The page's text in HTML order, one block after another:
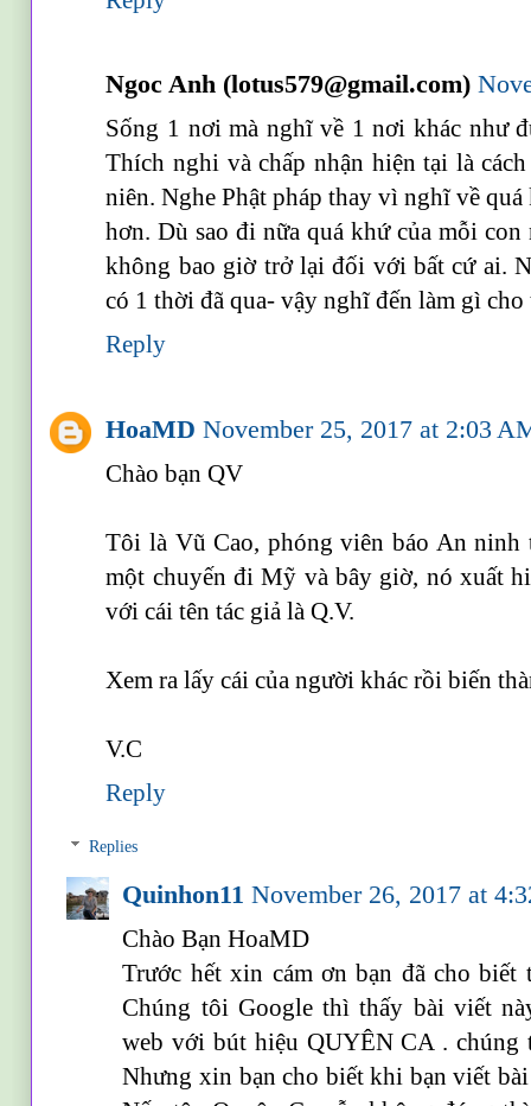
Ngoc Anh (lotus579@gmail.com)
Sống 1 nơi mà nghĩ về 1 nơi khác như
Thích nghi và chấp nhận hiện tại là
niên. Nghe Phật pháp thay vì nghĩ về quá
hơn. Dù sao đi nữa quá khứ của mỗi
không bao giờ trở lại đối với bất cứ ai.
có 1 thời đã qua- vậy nghĩ đến làm gì
Reply
HoaMD November 25, 2017 at 2:03
Chào bạn QV
Tôi là Vũ Cao, phóng viên báo An
một chuyến đi Mỹ và bây giờ, nó xuất
với cái tên tác giả là Q.V.
Xem ra lấy cái của người khác rồi biến
V.C
Reply
Replies
Quinhon11 November 26, 2017 at
Chào Bạn HoaMD
Trước hết xin cám ơn bạn đã cho
Chúng tôi Google thì thấy bài viết
web với bút hiệu QUYÊN CA . chúng
Nhưng xin bạn cho biết khi bạn viết